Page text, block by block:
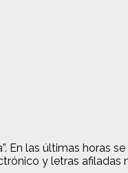
En las últimas horas
y letras afiladas